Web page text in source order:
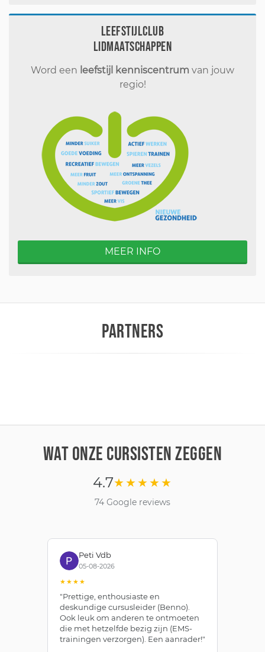
Leefstijlclub
Lidmaatschappen
Word een leefstijl kenniscentrum van jouw
regio!
MEER INFO
PARTNERS
WAT ONZE CURSISTEN ZEGGEN
4.7★★★★★
74 Google reviews
Peti Vdb
05-08-2026
★★★★
"Prettige, enthousiaste en
deskundige cursusleider (Benno).
Ook leuk om anderen te ontmoeten
die met hetzelfde bezig zijn (EMS-
trainingen verzorgen). Een aanrader!"